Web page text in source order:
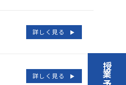
詳しく見る
詳しく見る